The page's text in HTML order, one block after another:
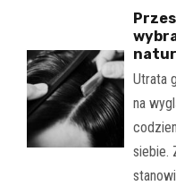
Utrata
na
siebie.